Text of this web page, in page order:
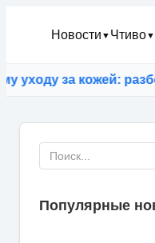
Новости ▼ Чтиво▼
за кожей: разбор
Популярные